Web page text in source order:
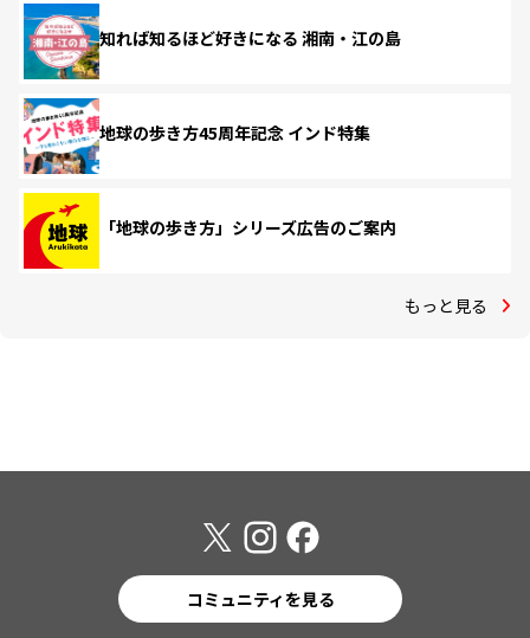
知れば知るほど好きになる 湘南・江の島
地球の歩き方45周年記念 インド特集
「地球の歩き方」シリーズ広告のご案内
もっと見る
コミュニティを見る